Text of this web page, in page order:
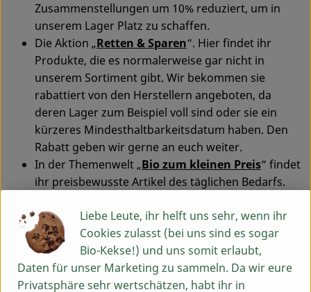
Zusammenstellungen um 10% reduziert, um in
unserem Lager Platz zu schaffen.
Die Aktion „Retten & Sparen“. Hier findet ihr
Produkte, die es normalerweise gar nicht in
unserem Sortiment gibt. Wir bekommen sie
rabattiert von den Herstellern angeboten, da
deren Lager zum Beispiel voll sind oder sie ein
kürzeres Mindesthaltbarkeitsdatum haben. Den
Rabatt geben wir gerne an euch weiter.
In der Themenwelt „Bio zum kleinen Preis“ findet
ihr preisbewusste Artikel des täglichen Bedarfs.
Woche wechselnde Artikel zum Sonderpreis an.
Dies ist immer abhängig davon, was gerade Saison
hat und wovon es vielleicht gerade zu viel gibt. Das
Wetter macht bekanntlich was es will uns so
wächst Gemüse mal schneller oder vielleicht auch
Liebe Leute, ihr helft uns sehr, wenn ihr
Cookies zulasst (bei uns sind es sogar
Bio-Kekse!) und uns somit erlaubt,
Daten für unser Marketing zu sammeln. Da wir eure
Privatsphäre sehr wertschätzen, habt ihr in